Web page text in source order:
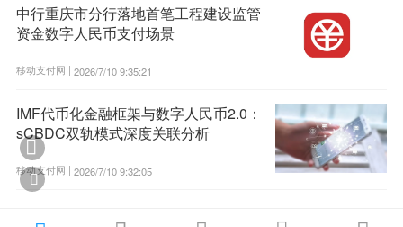
中行重庆市分行落地首笔工程建设监管
资金数字人民币支付场景
移动支付网 | 2026/7/10 9:35:21
IMF代币化金融框架与数字人民币2.0：
sCBDC双轨模式深度关联分析
移动支付网 | 2026/7/10 9:32:05

